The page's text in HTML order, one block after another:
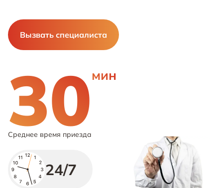
Вызвать специалиста
30мин
Среднее время приезда
24/7